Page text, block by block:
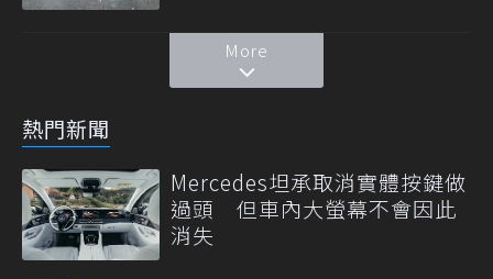
More
熱門新聞
Mercedes坦承取消實體按鍵做
過頭 但車內大螢幕不會因此
消失